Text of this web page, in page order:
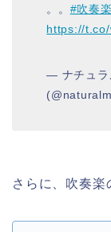
。。 #吹奏
https://
— ナチュラ
さらに、吹奏楽